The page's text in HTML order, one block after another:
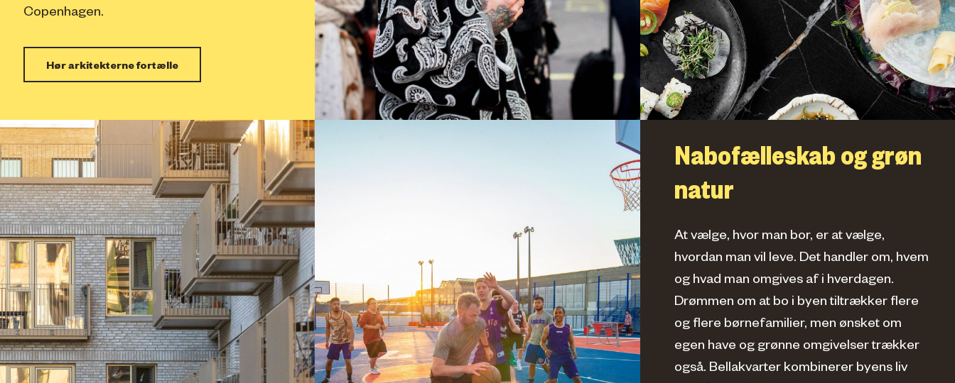
Copenhagen.
Hør arkitekterne fortælle
Nabofælleskab og grøn
natur
At vælge, hvor man bor, er at vælge,
hvordan man vil leve. Det handler om, hvem
og hvad man omgives af i hverdagen.
Drømmen om at bo i byen tiltrækker flere
og flere børnefamilier, men ønsket om
egen have og grønne omgivelser trækker
også. Bellakvarter kombinerer byens liv